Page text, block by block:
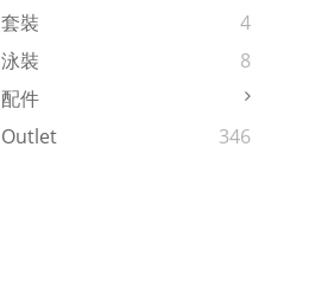
套裝
4
泳裝
8
配件
Outlet
346